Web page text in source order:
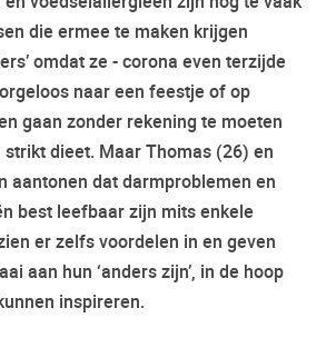
die ermee te maken krijgen
omdat ze - corona even terzijde
naar een feestje of op
gaan zonder rekening te moeten
strikt dieet. Maar Thomas (26) en
aantonen dat darmproblemen en
best leefbaar zijn mits enkele
er zelfs voordelen in en geven
aan hun ‘anders zijn’, in de hoop
inspireren.